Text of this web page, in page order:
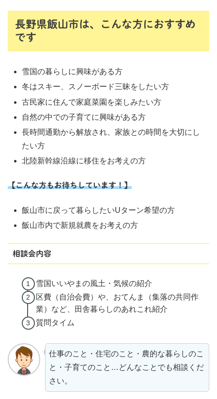
長野県飯山市は、こんな方におすすめ
です
雪国の暮らしに興味がある方
冬はスキー、スノーボード三昧をしたい方
古民家に住んで家庭菜園を楽しみたい方
自然の中での子育てに興味がある方
長時間通勤から解放され、家族との時間を大切にし
たい方
北陸新幹線沿線に移住をお考えの方
【こんな方もお待ちしています！】
飯山市に戻って暮らしたいUターン希望の方
飯山市内で新規就農をお考えの方
相談会内容
雪国いいやまの風土・気候の紹介
区費（自治会費）や、おてんま（集落の共同作
業）など、田舎暮らしのあれこれ紹介
質問タイム
仕事のこと・住宅のこと・農的な暮らしのこ
と・子育てのこと…どんなことでも相談くだ
さい。